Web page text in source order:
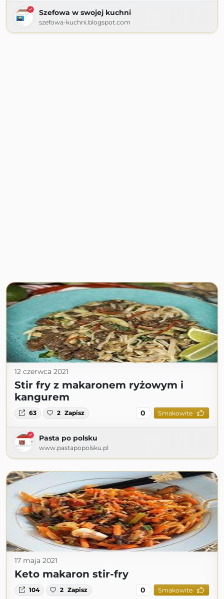
Szefowa w swojej kuchni
szefowa-kuchni.blogspot.com
12 czerwca 2021
Stir fry z makaronem ryżowym i
kangurem
63 2 Zapisz 0 Smakowite
Pasta po polsku
www.pastapopolsku.pl
17 maja 2021
Keto makaron stir-fry
104 2 Zapisz 0 Smakowite